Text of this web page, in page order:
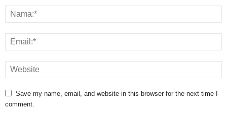
Save my name, email, and website in this browser for the next time I
comment.